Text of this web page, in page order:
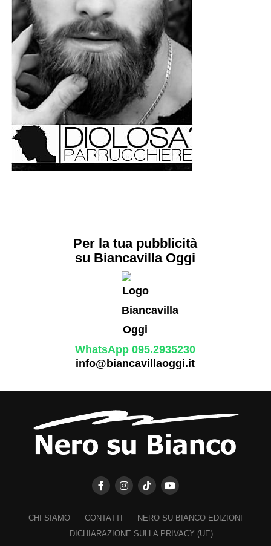
Per la tua pubblicità
su Biancavilla Oggi
WhatsApp 095.2935230
info@biancavillaoggi.it
CHI SIAMO CONTATTI
NERO SU BIANCO EDIZIONI
DICHIARAZIONE SULLA PRIVACY (UE)